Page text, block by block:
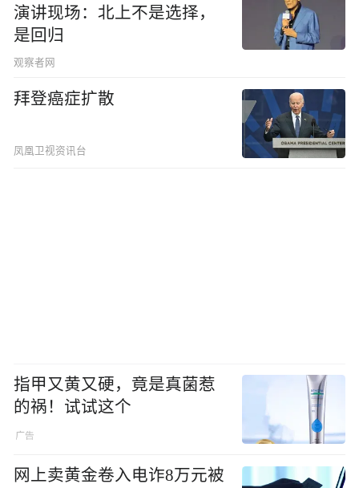
演讲现场：北上不是选择，
是回归
观察者网
拜登癌症扩散
凤凰卫视资讯台
指甲又黄又硬，竟是真菌惹
的祸！试试这个
网上卖黄金卷入电诈8万元被